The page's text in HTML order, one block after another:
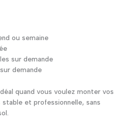
ou semaine
sur demande
demande
quand vous voulez monter vos
et professionnelle, sans